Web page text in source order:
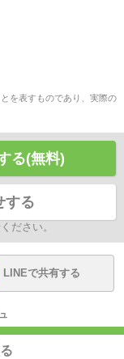
を表すものであり、実際の
る(無料)
する
ださい。
LINEで共有する